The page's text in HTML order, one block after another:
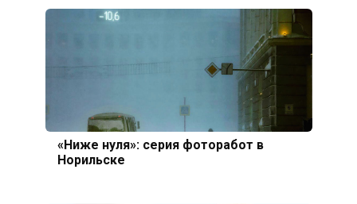
«Ниже нуля»: серия фоторабот в
Норильске